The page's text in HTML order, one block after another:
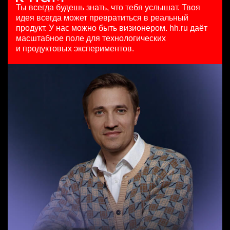
4 авг. 2026
150000 ₽
Санкт-Петербург
HeadHunter::Коммерческий департамент
Ярославль
Менеджер по продажам в сегменте среднего и крупного
бизнеса
HeadHunter::Телефонные продажи
10 июл. 2026
з/п не указана
Москва
Senior Data Scientist (команда рекомендаций)
HeadHunter::Analytics/Data Science
29 июл. 2026
Москва
Ты всегда будешь знать, что тебя услышат. Твоя
идея всегда может превратиться в реальный
продукт. У нас можно быть визионером. hh.ru даёт
масштабное поле для технологических
и продуктовых экспериментов.